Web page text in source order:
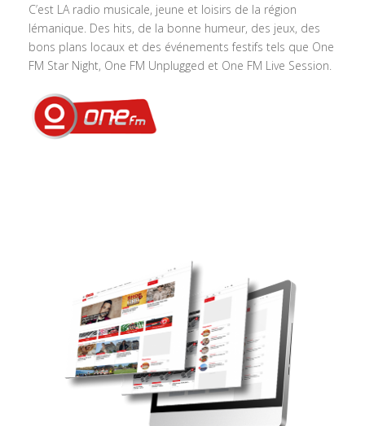
C’est LA radio musicale, jeune et loisirs de la région
lémanique. Des hits, de la bonne humeur, des jeux, des
bons plans locaux et des événements festifs tels que One
FM Star Night, One FM Unplugged et One FM Live Session.